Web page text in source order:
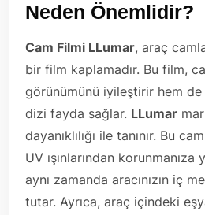
Neden Önemlidir?
Cam Filmi LLumar, araç
bir film kaplamadır. Bu film,
görünümünü iyileştirir hem
dizi fayda sağlar. LLumar
dayanıklılığı ile tanınır. Bu
UV ışınlarından korunmanıza
aynı zamanda aracınızın iç
tutar. Ayrıca, araç içindeki